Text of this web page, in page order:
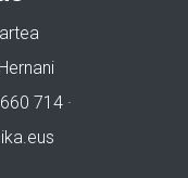
714 ·